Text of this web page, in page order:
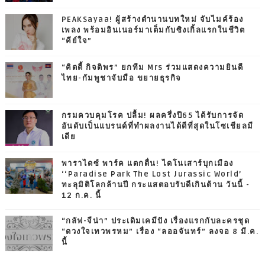
PEAKSayaa! ผู้สร้างตำนานบทใหม่ จับไมค์ร้อง
เพลง พร้อมอินเนอร์มาเต็มกับซิงเกิ้ลแรกในชีวิต
“คีย์ใจ”
“คิตตี้ กิจติพร” ยกทีม Mrs ร่วมแสดงความยินดี
ไทย-กัมพูชาจับมือ ขยายธุรกิจ
กรมควบคุมโรค ปลื้ม! ผลครึ่งปี65 ได้รับการจัด
อันดับเป็นแบรนด์ที่ทำผลงานได้ดีที่สุดในโซเชียลมี
เดีย
พาราไดซ์ พาร์ค แตกตื่น! ไดโนเสาร์บุกเมือง
‘‘Paradise Park The Lost Jurassic World’
ทะลุมิติโลกล้านปี กระแสตอบรับดีเกินต้าน วันนี้ -
12 ก.ค. นี้
“กลัฟ-จีน่า” ประเดิมเคมีปัง เรื่องแรกกับละครชุด
“ดวงใจเทวพรหม” เรื่อง “ลออจันทร์” ลงจอ 8 มี.ค.
นี้